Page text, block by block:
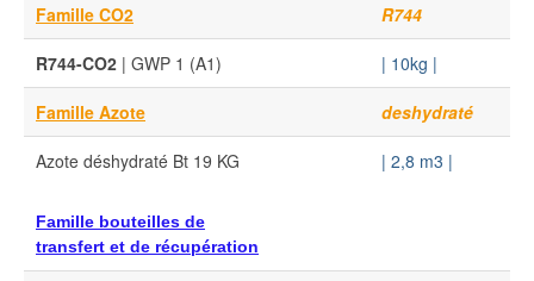
Famille CO2 R744
R744-CO2 | GWP 1 (A1) | 10kg |
Famille Azote deshydraté
Azote déshydraté Bt 19 KG | 2,8 m3 |
Famille bouteilles de
transfert et de récupération